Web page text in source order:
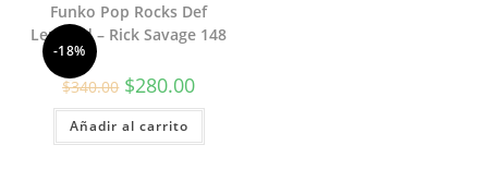
-18%
Funko Pop Rocks Def
Leppard – Rick Savage 148
$340.00 El
precio
original
era:
$340.00.
$280.00El
actual
$280.00.
Añadir al carrito